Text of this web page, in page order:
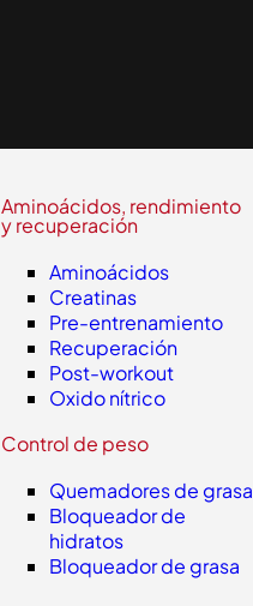
Aminoácidos, rendimiento
y recuperación
Aminoácidos
Creatinas
Pre-entrenamiento
Recuperación
Post-workout
Oxido nítrico
Control de peso
Quemadores de grasa
Bloqueador de
hidratos
Bloqueador de grasa